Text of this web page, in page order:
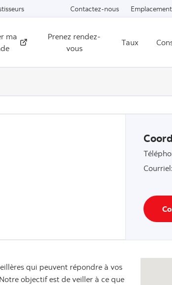
Passer au contenuContactez-nous
ma
Prenez rendez-
vous
Taux
Courriel:
qui peuvent répondre à vos
objectif est de veiller à ce que